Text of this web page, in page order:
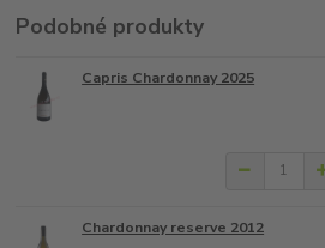
Podobné produkty
Capris Chardonnay 2025
Chardonnay reserve 2012